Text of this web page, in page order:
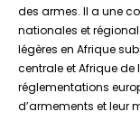
des armes. Il a une
nationales et
légères en Afrique
centrale et Afrique de
réglementations
d’armements et leur